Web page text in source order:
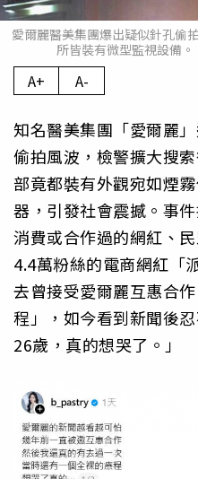
愛爾麗醫美集團爆出疑似針孔偷
所皆裝有微型監視設備。
A+ A-
知名醫美集團「愛爾麗
偷拍風波，檢警擴大搜
部竟都裝有外觀宛如煙
器，引發社會震撼。事
消費或合作過的網紅、
4.4萬粉絲的電商網紅「
去曾接受愛爾麗互惠合
程」，如今看到新聞後
26歲，真的想哭了。」